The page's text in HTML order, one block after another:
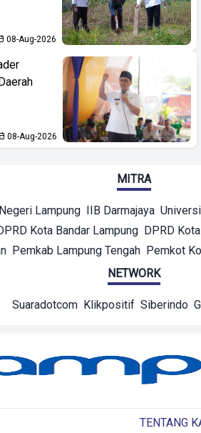
08-Aug-2026
08-Aug-2026
MITRA
Lampung IIB Darmajaya
Kota Bandar Lampung DPRD
Pemkab Lampung Tengah Pemkot
NETWORK
Suaradotcom Klikpositif Siberindo
TENTANG